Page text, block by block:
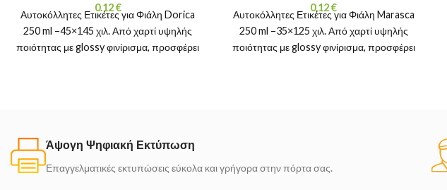
0.12€
Αυτοκόλλητες Ετικέτες για Φιάλη Dorica
250 ml –45×145 χιλ. Από χαρτί υψηλής
ποιότητας με glossy φινίρισμα, προσφέρει
0.12€
Αυτοκόλλητες Ετικέτες για Φιάλη Marasca
250 ml –35×125 χιλ. Από χαρτί υψηλής
ποιότητας με glossy φινίρισμα, προσφέρει
Άψογη Ψηφιακή Εκτύπωση
Επαγγελματικές εκτυπώσεις εύκολα και γρήγορα στην πόρτα σας.